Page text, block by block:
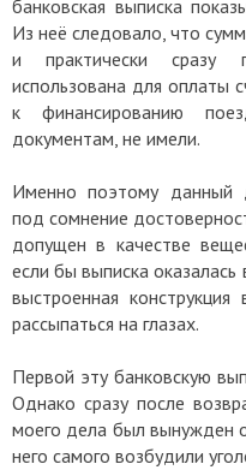
банковская выписка
Из неё следовало, что
и практически сразу
использована для оплаты
к финансированию
документам, не имели.
Именно поэтому данный
под сомнение
допущен в качестве
если бы выписка
выстроенная
рассыпаться на глазах.
Первой эту банковскую
Однако сразу после
моего дела был вынужден
него самого возбудили